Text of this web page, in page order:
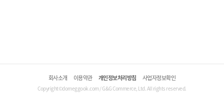
회사소개 이용약관 개인정보처리방침 사업자정보확인
Copyright©domeggook.com / G&G Commerce, Ltd. All rights reserved.